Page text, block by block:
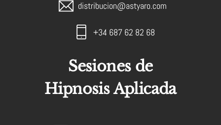
distribucion@astyaro.com
+34 687 62 82 68
Sesiones de
Hipnosis Aplicada